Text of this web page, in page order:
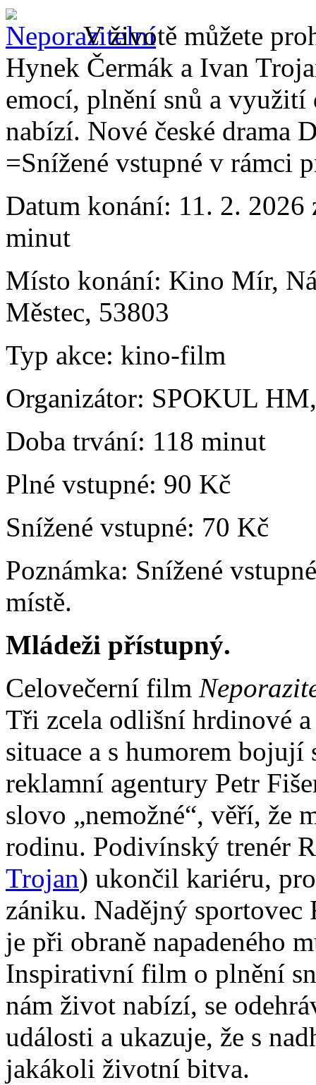
V životě můžete
Hynek Čermák a Ivan
emocí, plnění snů a
nabízí. Nové české drama
=Snížené vstupné v rámci
Datum konání: 11. 2. 2026
minut
Místo konání: Kino Mír,
Městec, 53803
Typ akce: kino-film
Organizátor: SPOKUL
Doba trvání: 118 minut
Plné vstupné: 90 Kč
Snížené vstupné: 70 Kč
Poznámka: Snížené
místě.
Mládeži přístupný.
Celovečerní film
Tři zcela odlišní hrdinové
situace a s humorem
reklamní agentury Petr
slovo „nemožné“, věří, že
rodinu. Podivínský trenér
Trojan) ukončil kariéru,
zániku. Nadějný
je při obraně napadeného
Inspirativní film o plnění
nám život nabízí, se
události a ukazuje, že s
jakákoli životní bitva.